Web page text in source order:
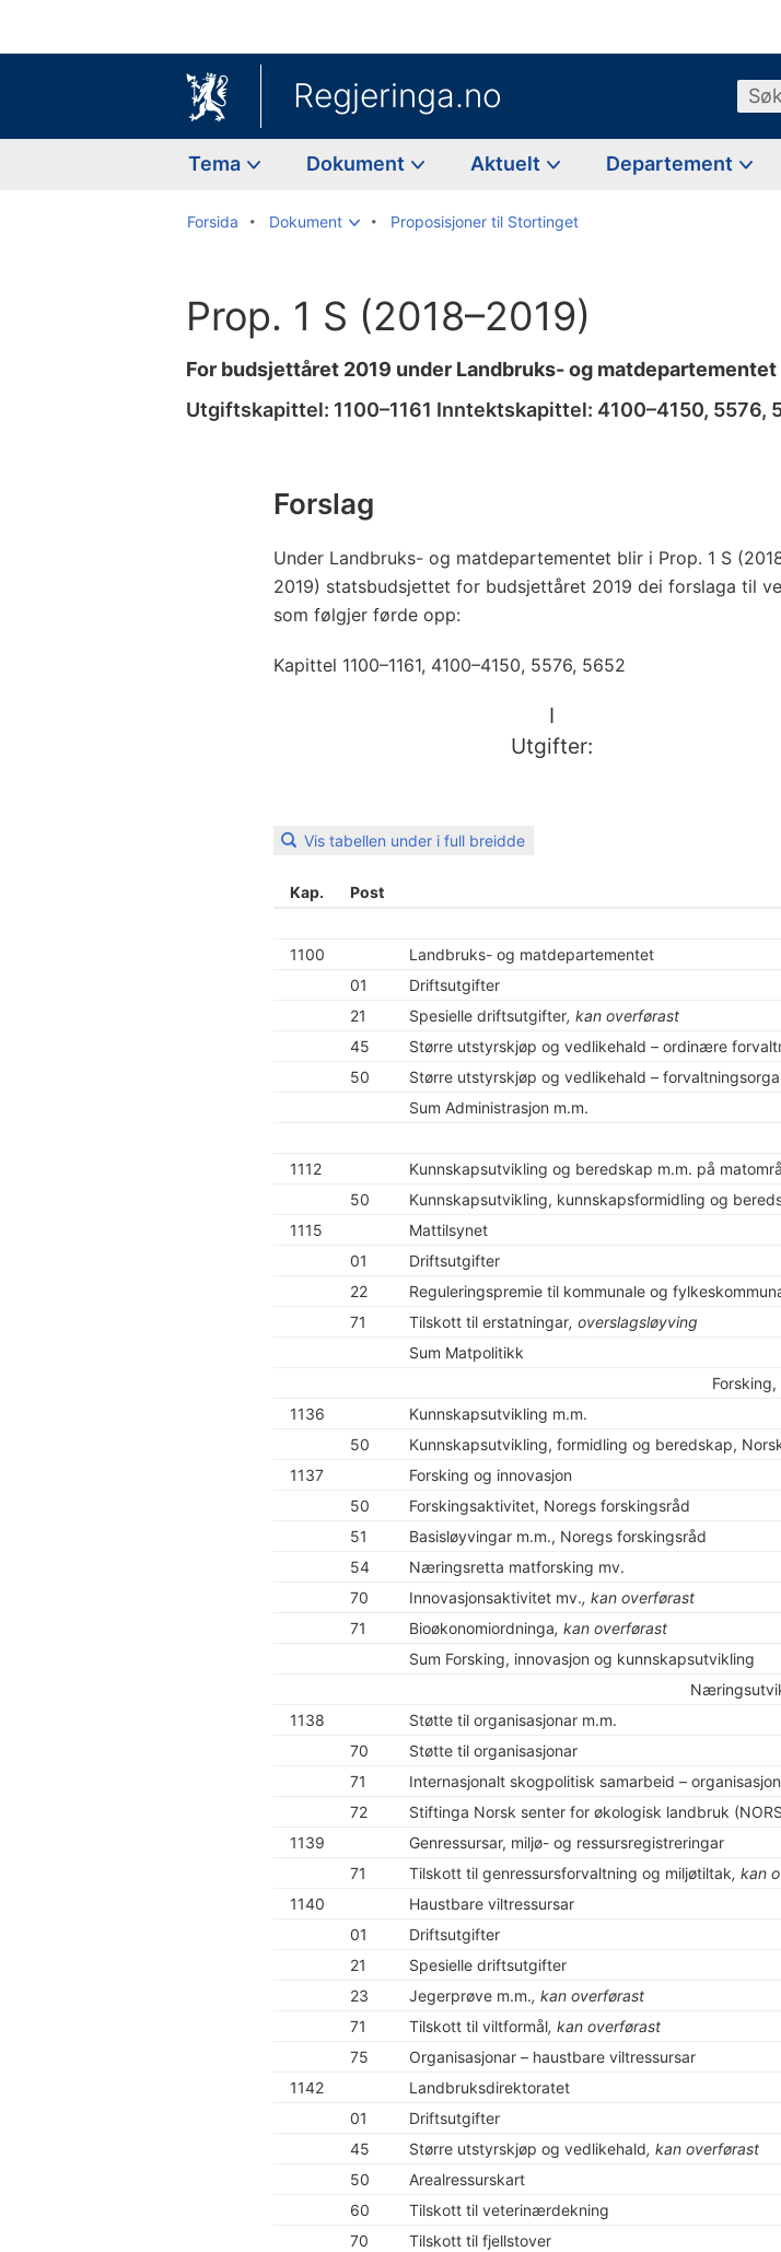
Regjeringa.no Søk
Tema Dokument Aktuelt Departement
Forsida Dokument Proposisjoner til Stortinget
Prop. 1 S (2018–2019)
For budsjettåret 2019 under Landbruks- og matdepartementet
Utgiftskapittel: 1100–1161 Inntektskapittel: 4100–4150, 5576,
Forslag
Under Landbruks- og matdepartementet blir i Prop. 1 S
2019) statsbudsjettet for budsjettåret 2019 dei forslaga til
som følgjer førde opp:
Kapittel 1100–1161, 4100–4150, 5576, 5652
I
Utgifter:
Vis tabellen under i full breidde
Kap. Post
1100
Landbruks- og matdepartementet
01
Driftsutgifter
21
Spesielle driftsutgifter, kan overførast
45
Større utstyrskjøp og vedlikehald – ordinære
50
Større utstyrskjøp og vedlikehald –
Sum Administrasjon m.m.
1112
Kunnskapsutvikling og beredskap m.m. på
50
Kunnskapsutvikling, kunnskapsformidling og
1115
Mattilsynet
01
Driftsutgifter
22
Reguleringspremie til kommunale og
71
Tilskott til erstatningar, overslagsløyving
Sum Matpolitikk
1136
Kunnskapsutvikling m.m.
50
Kunnskapsutvikling, formidling og beredskap,
1137
Forsking og innovasjon
50
Forskingsaktivitet, Noregs forskingsråd
51
Basisløyvingar m.m., Noregs forskingsråd
54
Næringsretta matforsking mv.
70
Innovasjonsaktivitet mv., kan overførast
71
Bioøkonomiordninga, kan overførast
Sum Forsking, innovasjon og kunnskapsutvikling
1138
Støtte til organisasjonar m.m.
70
Støtte til organisasjonar
71
Internasjonalt skogpolitisk samarbeid –
72
Stiftinga Norsk senter for økologisk landbruk
1139
Genressursar, miljø- og ressursregistreringar
71
Tilskott til genressursforvaltning og miljøtiltak, kan
1140
Haustbare viltressursar
01
Driftsutgifter
21
Spesielle driftsutgifter
23
Jegerprøve m.m., kan overførast
71
Tilskott til viltformål, kan overførast
75
Organisasjonar – haustbare viltressursar
1142
Landbruksdirektoratet
01
Driftsutgifter
45
Større utstyrskjøp og vedlikehald, kan overførast
50
Arealressurskart
60
Tilskott til veterinærdekning
70
Tilskott til fjellstover